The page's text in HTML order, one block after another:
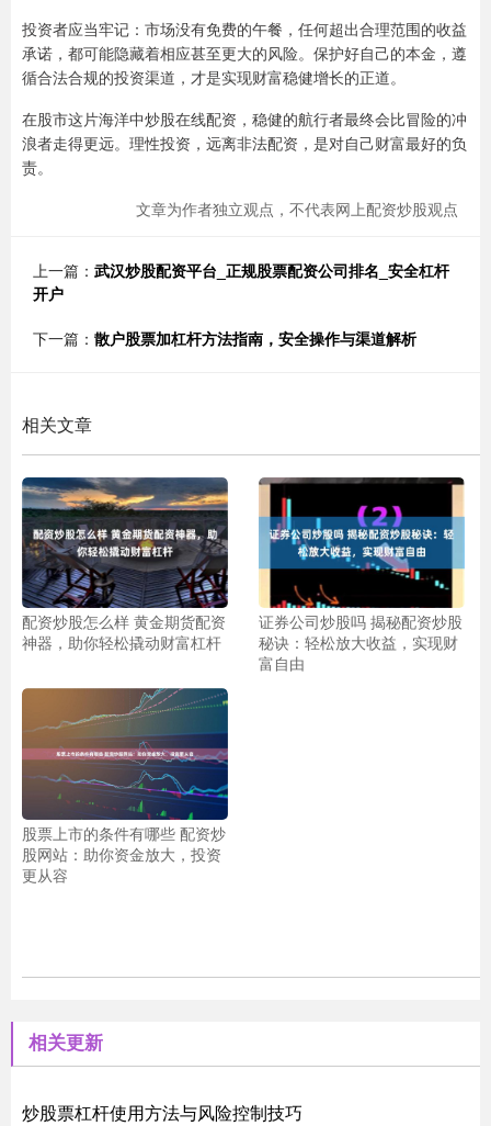
投资者应当牢记：市场没有免费的午餐，任何超出合理范围的收益
承诺，都可能隐藏着相应甚至更大的风险。保护好自己的本金，遵
循合法合规的投资渠道，才是实现财富稳健增长的正道。
在股市这片海洋中炒股在线配资，稳健的航行者最终会比冒险的冲
浪者走得更远。理性投资，远离非法配资，是对自己财富最好的负
责。
文章为作者独立观点，不代表网上配资炒股观点
上一篇： 武汉炒股配资平台_正规股票配资公司排名_安全杠杆
开户
下一篇： 散户股票加杠杆方法指南，安全操作与渠道解析
相关文章
配资炒股怎么样 黄金期货配资
神器，助你轻松撬动财富杠杆
证券公司炒股吗 揭秘配资炒股
秘诀：轻松放大收益，实现财
富自由
股票上市的条件有哪些 配资炒
股网站：助你资金放大，投资
更从容
相关更新
炒股票杠杆使用方法与风险控制技巧